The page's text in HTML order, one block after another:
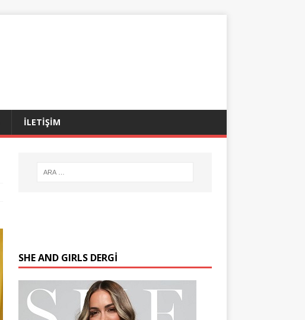
İLETİŞİM
SHE AND GIRLS DERGİ